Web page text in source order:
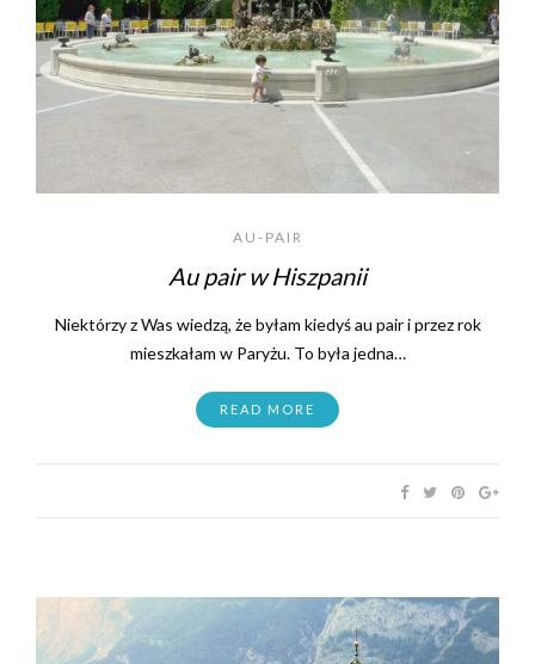
AU-PAIR
Au pair w Hiszpanii
Niektórzy z Was wiedzą, że byłam kiedyś au pair i przez rok
mieszkałam w Paryżu. To była jedna…
READ MORE